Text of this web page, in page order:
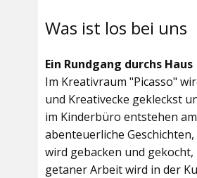
Was ist los bei uns
Ein Rundgang durchs Haus
Im Kreativraum "Picasso"
und Kreativecke gekleckst
im Kinderbüro entstehen am
abenteuerliche
wird gebacken und gekocht,
getaner Arbeit wird in der